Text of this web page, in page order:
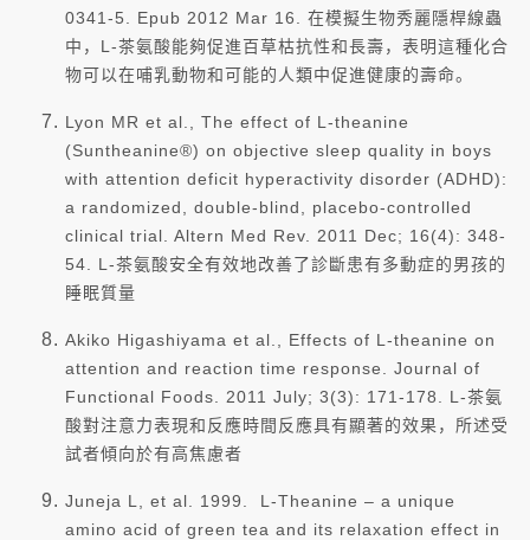
0341-5. Epub 2012 Mar 16. 在模擬生物秀麗隱桿線蟲
中，L-茶氨酸能夠促進百草枯抗性和長壽，表明這種化合
物可以在哺乳動物和可能的人類中促進健康的壽命。
Lyon MR et al., The effect of L-theanine
(Suntheanine®) on objective sleep quality in boys
with attention deficit hyperactivity disorder (ADHD):
a randomized, double-blind, placebo-controlled
clinical trial. Altern Med Rev. 2011 Dec; 16(4): 348-
54. L-茶氨酸安全有效地改善了診斷患有多動症的男孩的
睡眠質量
Akiko Higashiyama et al., Effects of L-theanine on
attention and reaction time response. Journal of
Functional Foods. 2011 July; 3(3): 171-178. L-茶氨
酸對注意力表現和反應時間反應具有顯著的效果，所述受
試者傾向於有高焦慮者
Juneja L, et al. 1999. L-Theanine – a unique
amino acid of green tea and its relaxation effect in